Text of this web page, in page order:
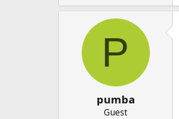
P
pumba
Guest